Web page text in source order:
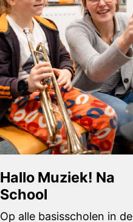
Hallo Muziek! Na
School
Op alle basisscholen in de